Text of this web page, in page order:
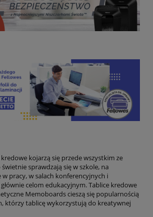
kojarzą się przede wszystkim ze
świetnie sprawdzają się w szkole, na
w pracy, w salach konferencyjnych i
głównie celom edukacyjnym. Tablice kredowe
Memoboards cieszą się popularnością
którzy tablicę wykorzystują do kreatywnej